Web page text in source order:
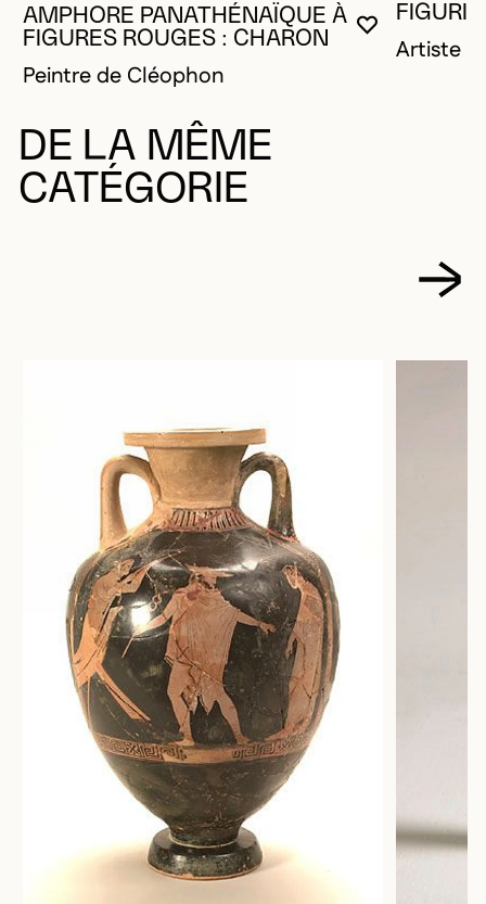
VOUS
FERMER
OUVRIR LA
AMPHORE PANATHÉNAÏQUE À
FIGURES ROUGES : CHARON
Peintre de Cléophon
Artiste
DE LA MÊME
CATÉGORIE